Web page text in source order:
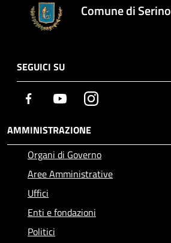
Comune di Serino
SEGUICI SU
Facebook YoutubeInstagram
AMMINISTRAZIONE
Organi di Governo
Aree Amministrative
Uffici
Enti e fondazioni
Politici